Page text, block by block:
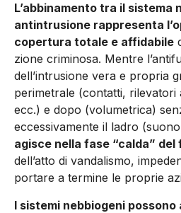
L’abbinamento tra il sistema
antintrusione rappresenta
copertura totale e affidabile
zione criminosa. Mentre
dell’intrusione vera e propria
perimetrale (contatti, rilevatori
ecc.) e dopo (volumetrica)
eccessivamente il ladro
agisce nella fase “calda”
dell’atto di vandalismo,
portare a termine le proprie
I sistemi nebbiogeni